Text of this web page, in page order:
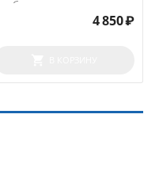
для биохимических ис...
4 850₽